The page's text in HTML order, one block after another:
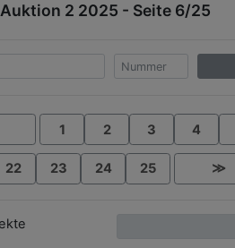
2 2025 - Seite 6/25
1 2 3 4
22 23 24 25 ≫